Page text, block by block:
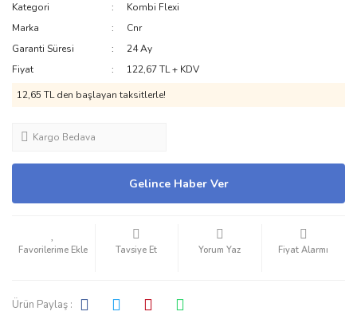
Kategori
Kombi Flexi
Marka
Cnr
Garanti Süresi
24 Ay
Fiyat
122,67 TL + KDV
12,65 TL den başlayan taksitlerle!
Kargo Bedava
Gelince Haber Ver
Tavsiye Et Yorum Yaz Fiyat Alarmı
Ürün Paylaş :